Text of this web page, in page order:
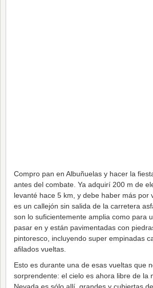
Compro pan en Albuñuelas y hacer la
antes del combate. Ya adquirí 200 m de
levanté hace 5 km, y debe haber más por
es un callejón sin salida de la carretera
son lo suficientemente amplia como para
pasar en y están pavimentadas con
pintoresco, incluyendo super empinadas
afilados vueltas.
Esto es durante una de esas vueltas que
sorprendente: el cielo es ahora libre de la
Nevada es sólo allí, grandes y cubiertas